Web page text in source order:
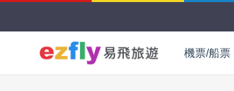
機票/船票